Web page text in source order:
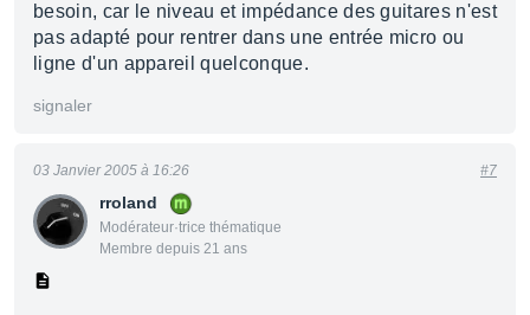
besoin, car le niveau et impédance des guitares n'est
pas adapté pour rentrer dans une entrée micro ou
ligne d'un appareil quelconque.
signaler
rroland
Modérateur·trice thématique
Membre depuis 21 ans
03 Janvier 2005 à 16:26 #7